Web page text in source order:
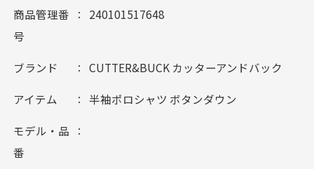
商品管理番
号
240101517648
ブランド CUTTER&BUCK カッターアンドバック
アイテム 半袖ポロシャツ ボタンダウン
モデル・品
番